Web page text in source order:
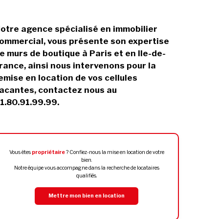
agence spécialisé en immobilier
vous présente son expertise
murs de boutique à Paris et en Ile-de-
ainsi nous intervenons pour la
en location de vos cellules
contactez nous au
Vous êtes propriétaire? Confiez-nous la mise en location de votre
bien.
Notre équipe vous accompagne dans la recherche de locataires
qualifiés.
Mettre mon bien en location